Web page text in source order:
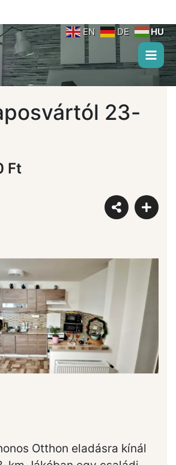
23-
Ft
Otthon eladásra kínál
EN DE HU